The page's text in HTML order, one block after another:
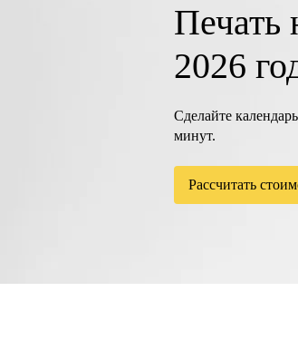
Печать
2026
Сделайте
минут.
Рассчитать